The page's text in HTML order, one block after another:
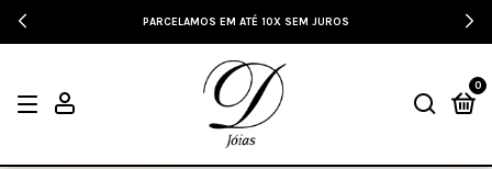
PARCELAMOS EM ATÉ 10X SEM JUROS
0